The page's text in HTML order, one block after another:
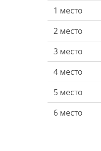
1 место
2 место
3 место
4 место
5 место
6 место